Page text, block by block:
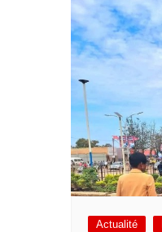
Actualité